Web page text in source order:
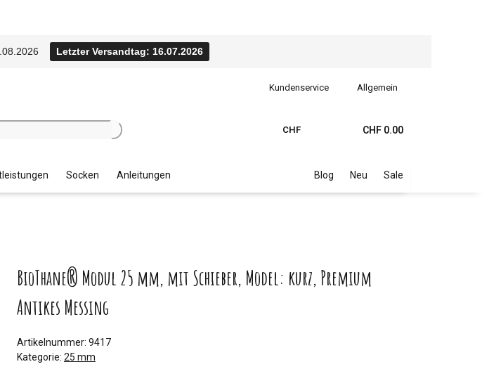
Letzter Versandtag: 16.07.2026
Kundenservice Allgemein
CHF CHF 0.00
Socken Anleitungen Blog Neu Sale
BioThane® Modul 25 mm, mit Schieber, Model: kurz, Premium
Antikes Messing
Artikelnummer: 9417
Kategorie: 25 mm